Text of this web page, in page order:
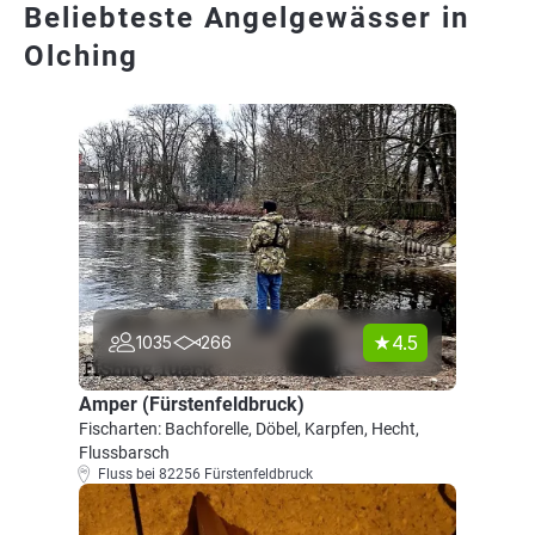
Beliebteste Angelgewässer in
Olching
1035 266 4.5
Amper (Fürstenfeldbruck)
Fischarten: Bachforelle, Döbel, Karpfen, Hecht,
Flussbarsch
Fluss bei 82256 Fürstenfeldbruck